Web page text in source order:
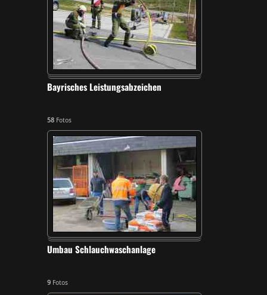
Bayrisches Leistungsabzeichen
58 Fotos
Umbau Schlauchwaschanlage
9 Fotos